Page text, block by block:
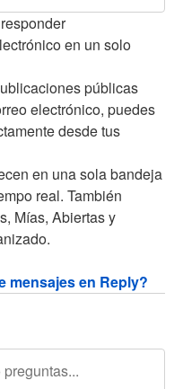
en un solo
públicas
electrónico, puedes
desde tus
en una sola bandeja
real. También
Mías, Abiertas y
mensajes en Reply?